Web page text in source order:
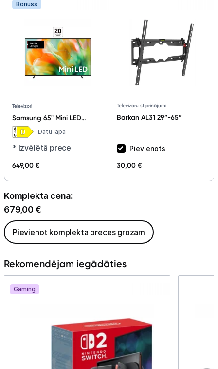
Bonuss
Televizori
Samsung 65" Mini LED
Smart TV (2026)
UE65M80HAUXXH
Datu lapa
* Izvēlētā prece
649,00 €
Televizoru stiprinājumi
Barkan AL31 29”-65”
Pievienots
30,00 €
Komplekta cena:
679,00 €
Pievienot komplekta preces grozam
Rekomendējam iegādāties
Gaming